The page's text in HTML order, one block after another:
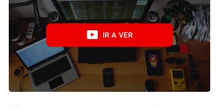
IR A VER